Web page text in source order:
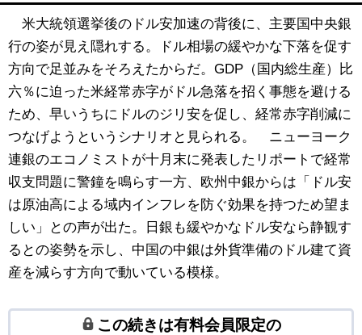
米大統領選挙後のドル安加速の背後に、主要国中央銀
行の姿が見え隠れする。ドル相場の緩やかな下落を促す
方向で足並みをそろえたからだ。GDP（国内総生産）比
六％に迫った米経常赤字がドル急落を招く事態を避ける
ため、早いうちにドルのジリ安を促し、経常赤字削減に
つなげようというシナリオと見られる。 ニューヨーク
連銀のエコノミストが十月末に発表したリポートで経常
収支問題に警鐘を鳴らす一方、欧州中銀からは「ドル安
は原油高による域内インフレを防ぐ効果を持つため望ま
しい」との声が出た。日銀も緩やかなドル安なら静観す
るとの姿勢を示し、中国の中銀は外貨準備のドル建て資
産を減らす方向で動いている模様。
この続きは有料会員限定の